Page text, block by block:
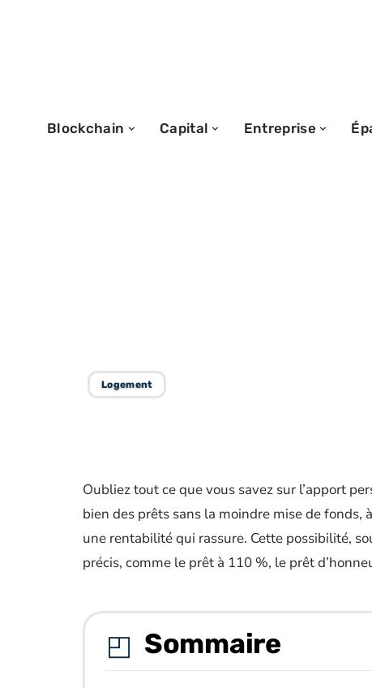
Blockchain Capital Entreprise
Logement
Oubliez tout ce que vous savez sur l’apport
bien des prêts sans la moindre mise de
une rentabilité qui rassure. Cette possibilité,
précis, comme le prêt à 110 %, le prêt
Sommaire